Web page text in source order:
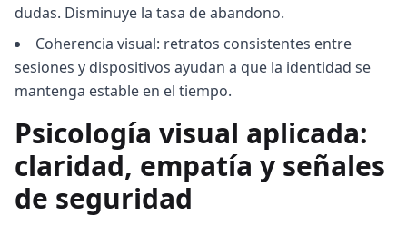
dudas. Disminuye la tasa de abandono.
Coherencia visual: retratos consistentes entre
sesiones y dispositivos ayudan a que la identidad se
mantenga estable en el tiempo.
Psicología visual aplicada:
claridad, empatía y señales
de seguridad